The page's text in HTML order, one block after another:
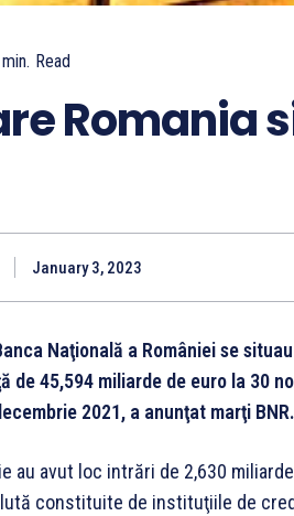
min. Read
Romania
January 3, 2023
Naţională a României se
de 45,594 miliarde de euro la 30
2021, a anunţat marţi BNR.
au avut loc intrări de 2,630
constituite de instituţiile de